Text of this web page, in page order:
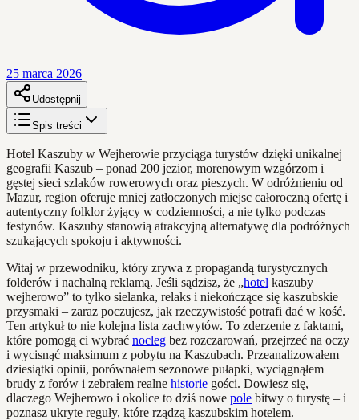
25 marca 2026
Udostępnij
Spis treści
Hotel Kaszuby w Wejherowie przyciąga turystów dzięki unikalnej
geografii Kaszub – ponad 200 jezior, morenowym wzgórzom i
gęstej sieci szlaków rowerowych oraz pieszych. W odróżnieniu od
Mazur, region oferuje mniej zatłoczonych miejsc całoroczną ofertę i
autentyczny folklor żyjący w codzienności, a nie tylko podczas
festynów. Kaszuby stanowią atrakcyjną alternatywę dla podróżnych
szukających spokoju i aktywności.
Witaj w przewodniku, który zrywa z propagandą turystycznych
folderów i nachalną reklamą. Jeśli sądzisz, że „hotel kaszuby
wejherowo” to tylko sielanka, relaks i niekończące się kaszubskie
przysmaki – zaraz poczujesz, jak rzeczywistość potrafi dać w kość.
Ten artykuł to nie kolejna lista zachwytów. To zderzenie z faktami,
które pomogą ci wybrać nocleg bez rozczarowań, przejrzeć na oczy
i wycisnąć maksimum z pobytu na Kaszubach. Przeanalizowałem
dziesiątki opinii, porównałem sezonowe pułapki, wyciągnąłem
brudy z forów i zebrałem realne historie gości. Dowiesz się,
dlaczego Wejherowo i okolice to dziś nowe pole bitwy o turystę – i
poznasz ukryte reguły, które rządzą kaszubskim hotelem.